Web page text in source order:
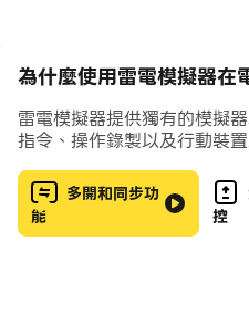
Each player’s journey
with a horde of ever-
wide variety of items and
your enemies with brute
constructed builds with
defeat the Armies of Stuck!
為什麼使用雷電模擬器
雷電模擬器提供獨有的模擬
指令、操作錄製以及行動裝
多開和同步功
能
控